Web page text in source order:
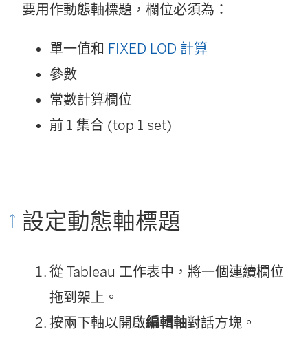
要用作動態軸標題，欄位必須為：
單一值和 FIXED LOD 計算
參數
常數計算欄位
前 1 集合 (top 1 set)
設定動態軸標題
從 Tableau 工作表中，將一個連續欄位
拖到架上。
按兩下軸以開啟編輯軸對話方塊。